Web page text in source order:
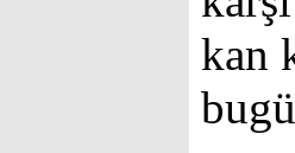
kan